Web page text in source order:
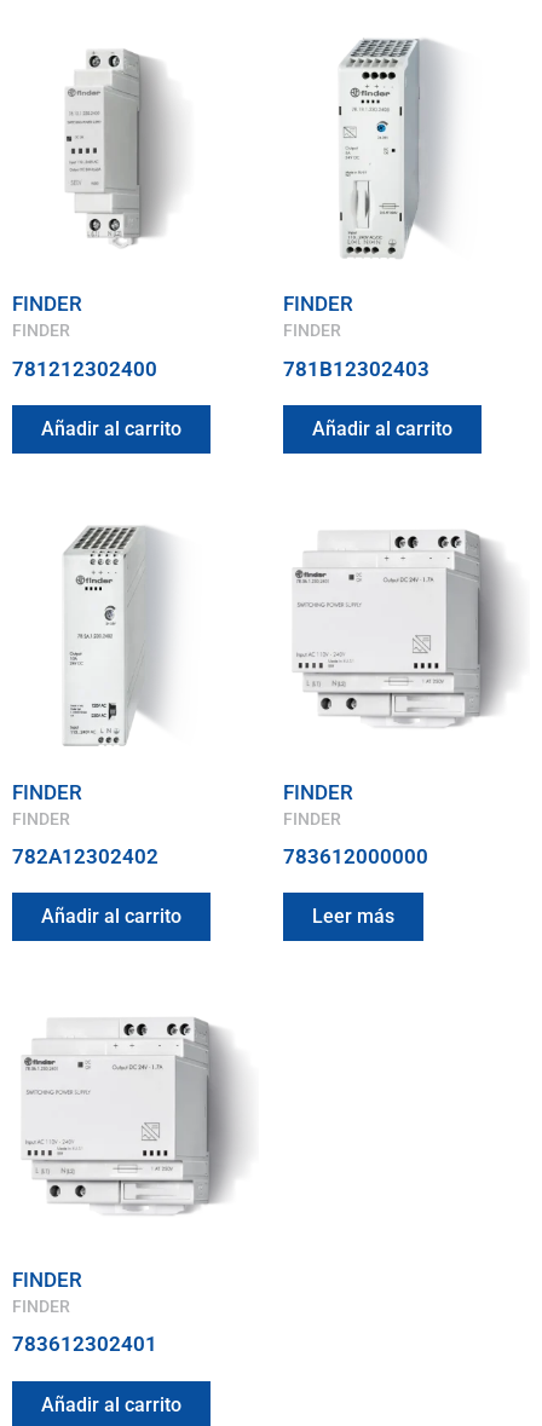
FINDER
FINDER
781212302400
Añadir al carrito
FINDER
FINDER
781B12302403
Añadir al carrito
FINDER
FINDER
782A12302402
Añadir al carrito
FINDER
FINDER
783612000000
Leer más
FINDER
FINDER
783612302401
Añadir al carrito